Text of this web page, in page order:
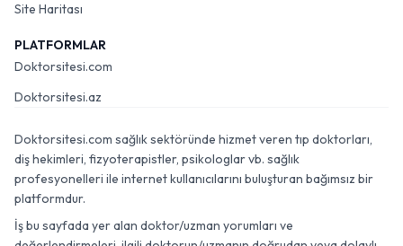
Site Haritası
PLATFORMLAR
Doktorsitesi.com
Doktorsitesi.az
Doktorsitesi.com sağlık sektöründe hizmet veren tıp doktorları,
diş hekimleri, fizyoterapistler, psikologlar vb. sağlık
profesyonelleri ile internet kullanıcılarını buluşturan bağımsız bir
platformdur.
İş bu sayfada yer alan doktor/uzman yorumları ve